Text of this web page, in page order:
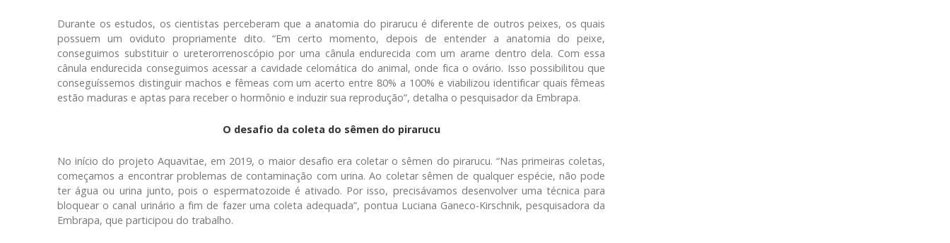
Durante os estudos, os cientistas perceberam que a anatomia do pirarucu é diferente de outros peixes, os quais
possuem um oviduto propriamente dito. “Em certo momento, depois de entender a anatomia do peixe,
conseguimos substituir o ureterorrenoscópio por uma cânula endurecida com um arame dentro dela. Com essa
cânula endurecida conseguimos acessar a cavidade celomática do animal, onde fica o ovário. Isso possibilitou que
conseguíssemos distinguir machos e fêmeas com um acerto entre 80% a 100% e viabilizou identificar quais fêmeas
estão maduras e aptas para receber o hormônio e induzir sua reprodução”, detalha o pesquisador da Embrapa.
O desafio da coleta do sêmen do pirarucu
No início do projeto Aquavitae, em 2019, o maior desafio era coletar o sêmen do pirarucu. “Nas primeiras coletas,
começamos a encontrar problemas de contaminação com urina. Ao coletar sêmen de qualquer espécie, não pode
ter água ou urina junto, pois o espermatozoide é ativado. Por isso, precisávamos desenvolver uma técnica para
bloquear o canal urinário a fim de fazer uma coleta adequada”, pontua Luciana Ganeco-Kirschnik, pesquisadora da
Embrapa, que participou do trabalho.